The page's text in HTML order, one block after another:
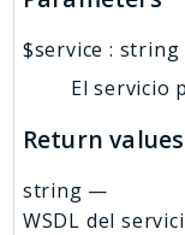
$service : string
El servicio
Return values
string —
WSDL del